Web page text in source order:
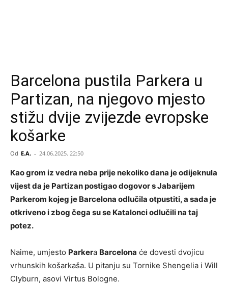
Barcelona pustila Parkera u
Partizan, na njegovo mjesto
stižu dvije zvijezde evropske
košarke
Od E.A. - 24.06.2025. 22:50
Kao grom iz vedra neba prije nekoliko dana je odijeknula
vijest da je Partizan postigao dogovor s Jabarijem
Parkerom kojeg je Barcelona odlučila otpustiti, a sada je
otkriveno i zbog čega su se Katalonci odlučili na taj
potez.
Naime, umjesto Parkera Barcelona će dovesti dvojicu
vrhunskih košarkaša. U pitanju su Tornike Shengelia i Will
Clyburn, asovi Virtus Bologne.